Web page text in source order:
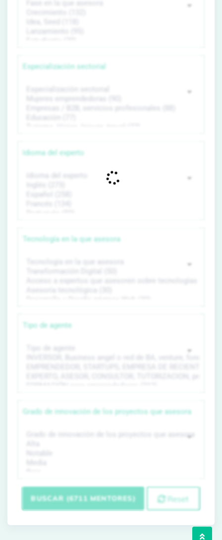
Especialización sectorial
Idioma del experto
Tecnología en la que asesora
Tipo de agente
Grado de innovación de los proyectos que asesora
BUSCAR (6711 MENTORES) Reset